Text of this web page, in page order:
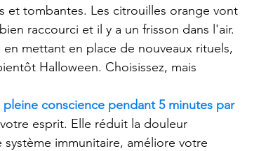
et tombantes. Les citrouilles orange vont
raccourci et il y a un frisson dans l'air.
mettant en place de nouveaux rituels,
Halloween. Choisissez, mais
pleine conscience pendant 5 minutes par
esprit. Elle réduit la douleur
immunitaire, améliore votre